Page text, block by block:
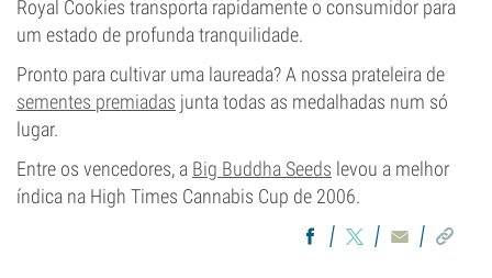
Royal Cookies transporta rapidamente o consumidor para
um estado de profunda tranquilidade.
Pronto para cultivar uma laureada? A nossa prateleira de
sementes premiadas junta todas as medalhadas num só
lugar.
Entre os vencedores, a Big Buddha Seeds levou a melhor
índica na High Times Cannabis Cup de 2006.